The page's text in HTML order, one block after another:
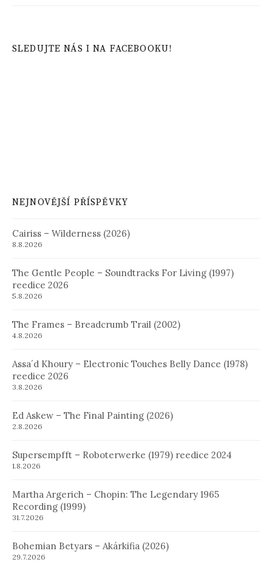
SLEDUJTE NÁS I NA FACEBOOKU!
NEJNOVĚJŠÍ PŘÍSPĚVKY
Cairiss – Wilderness (2026)
8.8.2026
The Gentle People – Soundtracks For Living (1997)
reedice 2026
5.8.2026
The Frames – Breadcrumb Trail (2002)
4.8.2026
Assa´d Khoury – Electronic Touches Belly Dance (1978)
reedice 2026
3.8.2026
Ed Askew – The Final Painting (2026)
2.8.2026
Supersempfft – Roboterwerke (1979) reedice 2024
1.8.2026
Martha Argerich – Chopin: The Legendary 1965
Recording (1999)
31.7.2026
Bohemian Betyars – Akárkifia (2026)
29.7.2026